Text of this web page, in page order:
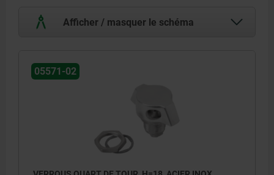
Afficher / masquer le schéma
05571-02